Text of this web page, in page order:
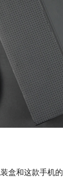
盒和这款手机